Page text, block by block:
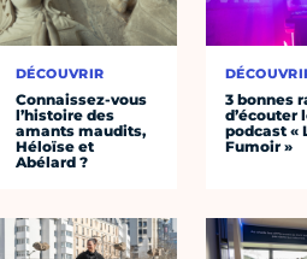
DÉCOUVRIR
Connaissez-vous
l’histoire des
amants maudits,
Héloïse et
Abélard ?
3 bonnes
d’écouter
podcast «
Fumoir »